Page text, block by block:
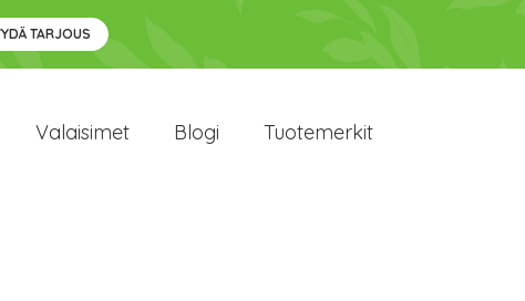
TARJOUS
Valaisimet Blogi Tuotemerkit